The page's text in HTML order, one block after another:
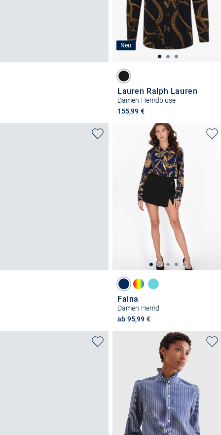
Neu
Lauren Ralph Lauren
Damen Hemdbluse
155,99 €
Faina
Damen Hemd
ab 95,99 €